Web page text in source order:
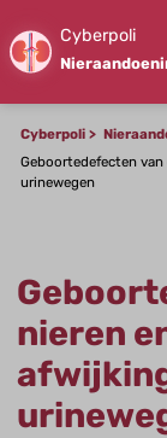
Cyberpoli
Cyberpoli
Geboortedefecten
urinewegen
nieren